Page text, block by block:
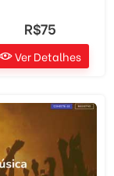
R$75
Ver Detalhes